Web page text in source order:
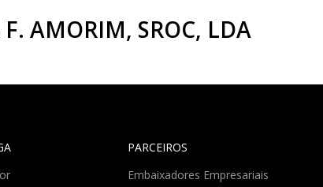
F. AMORIM, SROC, LDA
PARCEIROS
Embaixadores Empresariais